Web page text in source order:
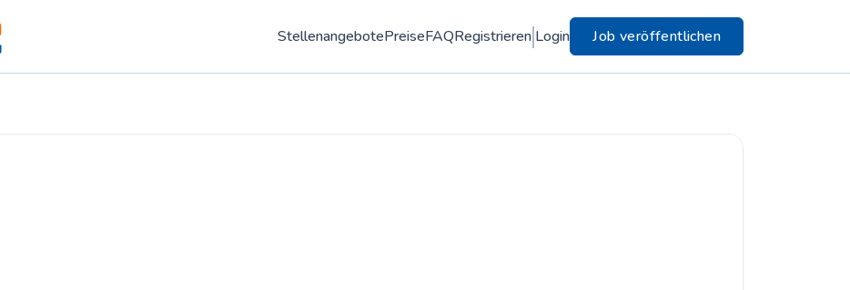
StellenangebotePreiseFAQRegistrieren Login Job veröffentlichen